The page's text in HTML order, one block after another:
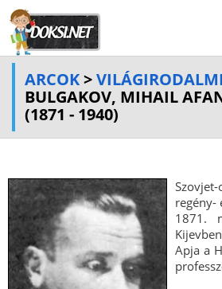
ARCOK>
BULGAKOV, MIHAIL
(1871 - 1940)
regény-
1871.
Apja a